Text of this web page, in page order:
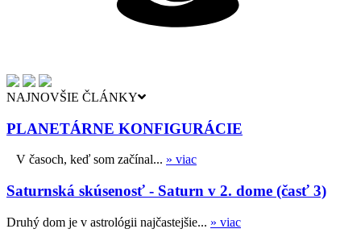
NAJNOVŠIE ČLÁNKY
PLANETÁRNE KONFIGURÁCIE
V časoch, keď som začínal... » viac
Saturnská skúsenosť - Saturn v 2. dome (časť 3)
Druhý dom je v astrológii najčastejšie... » viac